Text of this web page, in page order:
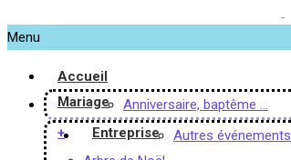
Menu
Accueil
Mariage
Anniversaire, baptême …
+
Entreprise
Autres événements